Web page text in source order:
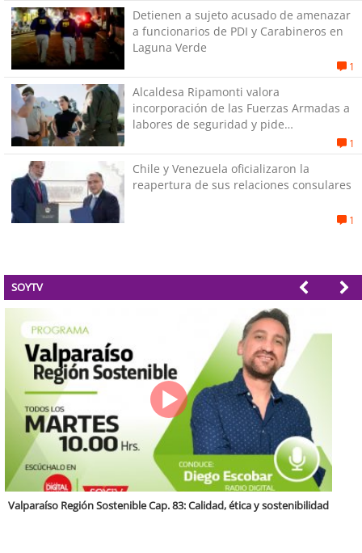
Detienen a sujeto acusado de amenazar
a funcionarios de PDI y Carabineros en
Laguna Verde
1
Alcaldesa Ripamonti valora
incorporación de las Fuerzas Armadas a
labores de seguridad y pide
1
Chile y Venezuela oficializaron la
reapertura de sus relaciones consulares
1
SOYTV